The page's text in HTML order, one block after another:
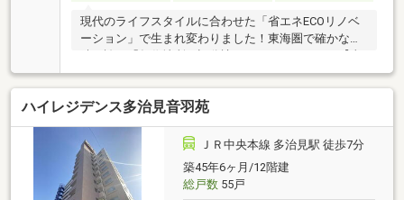
現代のライフスタイルに合わせた「省エネECOリノベ
ーション」で生まれ変わりました！東海圏で確かな実
績を誇る「矢作地所」旧分譲のマンションです。【東
南角住戸×省エネECOリノベ×矢作地所旧分譲！駅７分
の立地】おすすめポイント①省エネECOフルリノベー
ション②全室クローゼット付③オープンタイプキッ
チン省エネECOリノベ～内窓（二重サッシ）Low-E複
層ガラス新設～快適性の向上や、光熱費削減、防音効
果あり。樹脂サッシは長持ちするポリ塩化ビニルPCV
です。省エネ・防音効果のある内窓を南面の窓に新設
いたしました。
ハイレジデンス多治見音羽苑
ＪＲ中央本線 多治見駅 徒歩7分
築45年6ヶ月/12階建
総戸数55戸